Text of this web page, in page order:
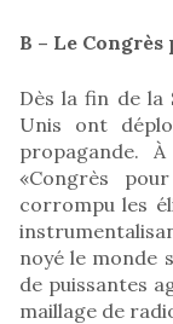
B – Le
Dès la fin de la
Unis ont
propagande.
«Congrès
corrompu les
noyé le monde
de puissantes
maillage de